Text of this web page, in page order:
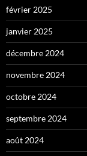
février 2025
janvier 2025
décembre 2024
novembre 2024
octobre 2024
septembre 2024
août 2024